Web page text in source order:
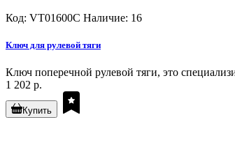
Код: VT01600C Наличие: 16
Ключ для рулевой тяги
Ключ поперечной рулевой тяги, это
1 202 р.
Купить